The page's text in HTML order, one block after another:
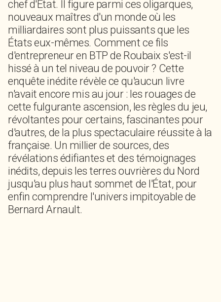
chef d'État. Il figure parmi ces oligarques,
nouveaux maîtres d'un monde où les
milliardaires sont plus puissants que les
États eux-mêmes. Comment ce fils
d'entrepreneur en BTP de Roubaix s'est-il
hissé à un tel niveau de pouvoir ? Cette
enquête inédite révèle ce qu'aucun livre
n'avait encore mis au jour : les rouages de
cette fulgurante ascension, les règles du jeu,
révoltantes pour certains, fascinantes pour
d'autres, de la plus spectaculaire réussite à la
française. Un millier de sources, des
révélations édifiantes et des témoignages
inédits, depuis les terres ouvrières du Nord
jusqu'au plus haut sommet de l'État, pour
enfin comprendre l'univers impitoyable de
Bernard Arnault.